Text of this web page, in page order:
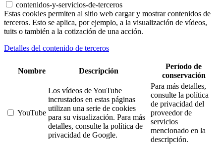
contenidos-y-servicios-de-terceros
Estas cookies permiten al sitio web cargar y mostrar contenidos de
terceros. Esto se aplica, por ejemplo, a la visualización de vídeos,
tuits o también a la cotización de una acción.
Detalles del contenido de terceros
Nombre Descripción
Período de
conservación
YouTube
Los vídeos de YouTube
incrustados en estas páginas
utilizan una serie de cookies
para su visualización. Para más
detalles, consulte la política de
privacidad de Google.
Para más detalles,
consulte la política
de privacidad del
proveedor de
servicios
mencionado en la
descripción.